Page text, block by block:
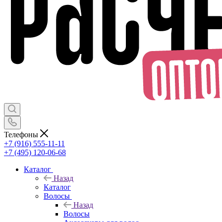
Телефоны
+7 (916) 555-11-11
+7 (495) 120-06-68
Каталог
Назад
Каталог
Волосы
Назад
Волосы